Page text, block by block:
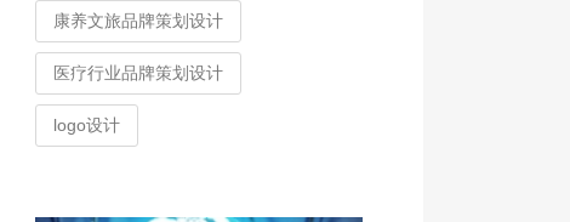
康养文旅品牌策划设计
医疗行业品牌策划设计
logo设计